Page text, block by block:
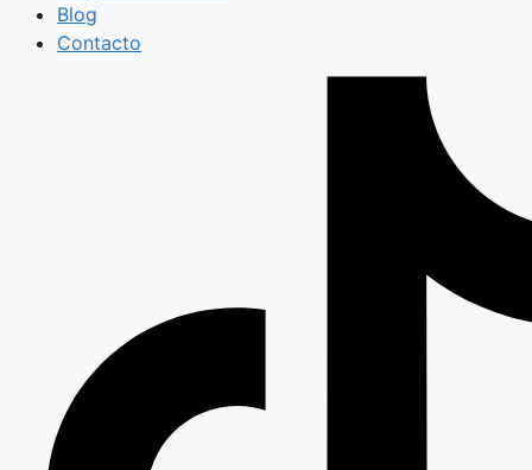
Blog
Contacto